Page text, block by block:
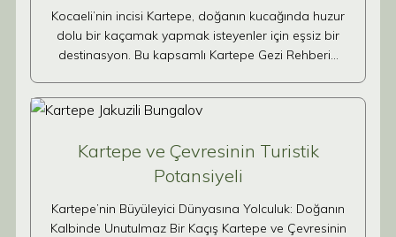
Kocaeli’nin incisi Kartepe, doğanın kucağında huzur
dolu bir kaçamak yapmak isteyenler için eşsiz bir
destinasyon. Bu kapsamlı Kartepe Gezi Rehberi…
Kartepe ve Çevresinin Turistik
Potansiyeli
Kartepe’nin Büyüleyici Dünyasına Yolculuk: Doğanın
Kalbinde Unutulmaz Bir Kaçış Kartepe ve Çevresinin